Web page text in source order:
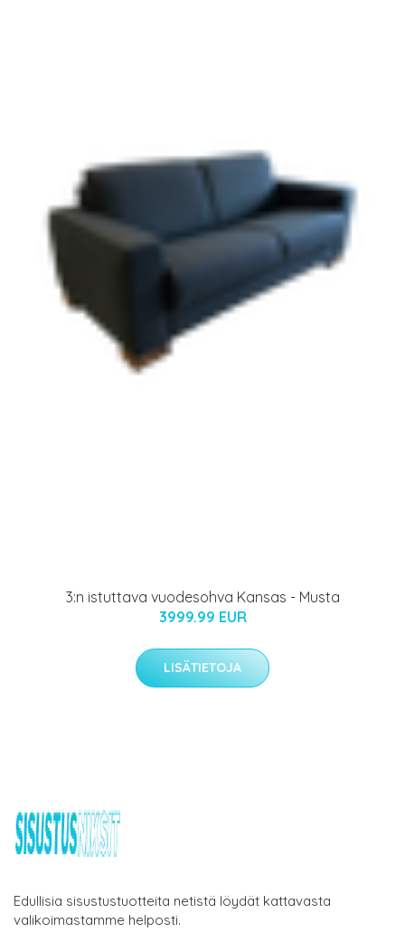
3:n istuttava vuodesohva Kansas - Musta
3999.99 EUR
LISÄTIETOJA
Edullisia sisustustuotteita netistä löydät kattavasta
valikoimastamme helposti.